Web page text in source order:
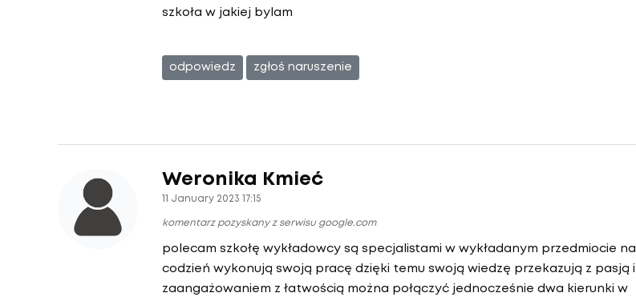
szkoła w jakiej bylam
odpowiedz zgłoś naruszenie
Weronika Kmieć
11 January 2023 17:15
komentarz pozyskany z serwisu google.com
polecam szkołę wykładowcy są specjalistami w wykładanym przedmiocie na
codzień wykonują swoją pracę dzięki temu swoją wiedzę przekazują z pasją i
zaangażowaniem z łatwością można połączyć jednocześnie dwa kierunki w